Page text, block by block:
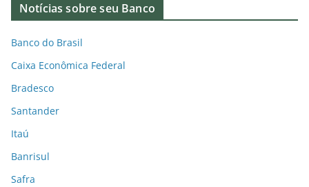
Notícias sobre seu Banco
Banco do Brasil
Caixa Econômica Federal
Bradesco
Santander
Itaú
Banrisul
Safra